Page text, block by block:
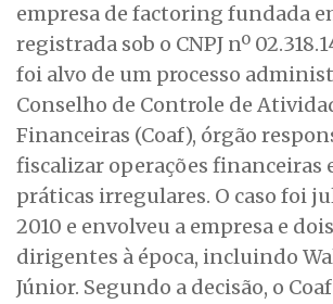
empresa de factoring fundada
registrada sob o CNPJ nº
foi alvo de um processo
Conselho de Controle de
Financeiras (Coaf), órgão
fiscalizar operações financeiras
práticas irregulares. O caso foi
2010 e envolveu a empresa e
dirigentes à época, incluindo
Júnior. Segundo a decisão, o